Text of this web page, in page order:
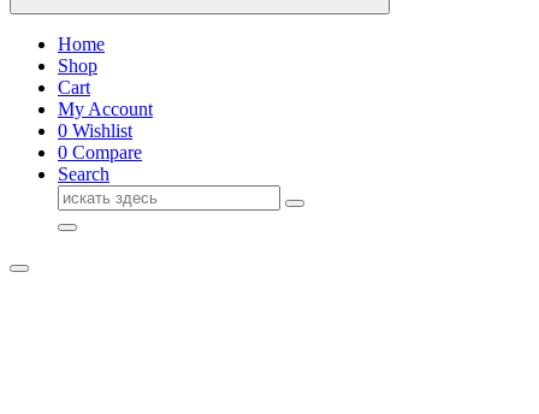
Home
Shop
Cart
My Account
0 Wishlist
0 Compare
Search
Поиск
для: